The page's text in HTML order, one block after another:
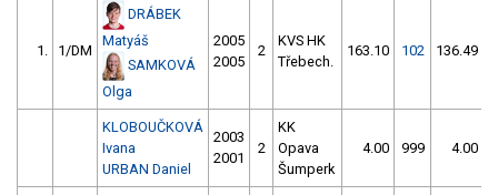
1. 1/DM
DRÁBEK
Matyáš
SAMKOVÁ
Olga
2005
2005
2
KVS HK
Třebech.
163.10 102 136.49
KLOBOUČKOVÁ
Ivana
URBAN Daniel
2003
2001
2
KK
Opava
Šumperk
4.00 999 4.00